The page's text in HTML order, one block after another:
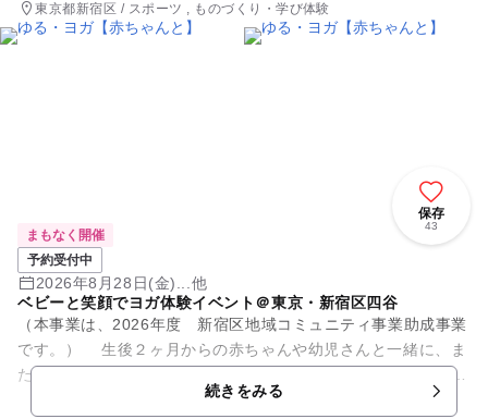
東京都新宿区 / スポーツ , ものづくり・学び体験
保存
43
まもなく開催
予約受付中
2026年8月28日(金)...他
ベビーと笑顔でヨガ体験イベント＠東京・新宿区四谷
（本事業は、2026年度 新宿区地域コミュニティ事業助成事業
です。） 生後２ヶ月からの赤ちゃんや幼児さんと一緒に、ま
た三世代でも楽しく参加できる優しいヨガ体験です。 座位の
続きをみる